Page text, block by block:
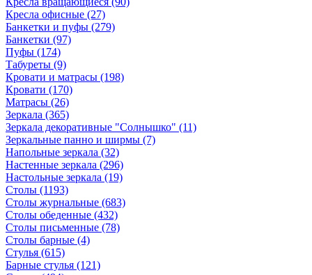
Кресла офисные (27)
Банкетки и пуфы (279)
Банкетки (97)
Пуфы (174)
Табуреты (9)
Кровати и матрасы (198)
Кровати (170)
Матрасы (26)
Зеркала (365)
Зеркала декоративные "Солнышко" (11)
Зеркальные панно и ширмы (7)
Напольные зеркала (32)
Настенные зеркала (296)
Настольные зеркала (19)
Столы (1193)
Столы журнальные (683)
Столы обеденные (432)
Столы письменные (78)
Столы барные (4)
Стулья (615)
Барные стулья (121)